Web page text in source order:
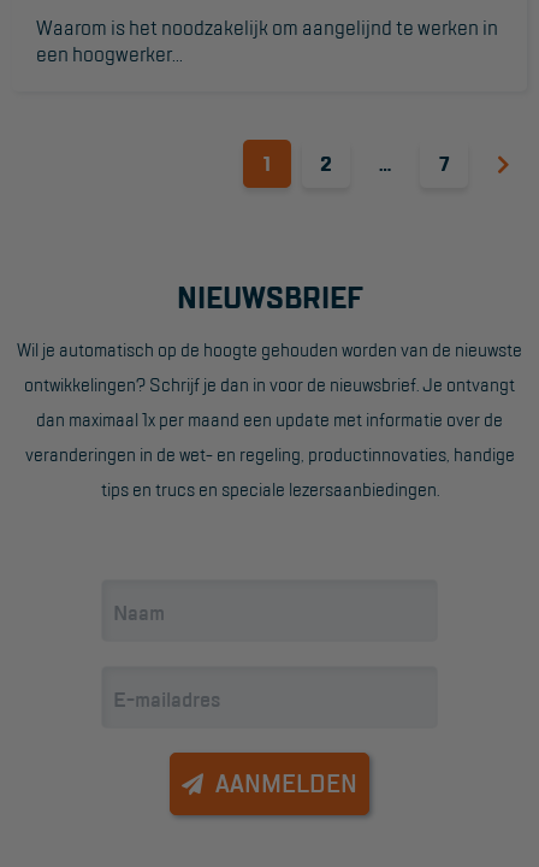
Waarom is het noodzakelijk om aangelijnd te werken in
een hoogwerker...
1 2 … 7
NIEUWSBRIEF
Wil je automatisch op de hoogte gehouden worden van de nieuwste
ontwikkelingen? Schrijf je dan in voor de nieuwsbrief. Je ontvangt
dan maximaal 1x per maand een update met informatie over de
veranderingen in de wet- en regeling, productinnovaties, handige
tips en trucs en speciale lezersaanbiedingen.
AANMELDEN